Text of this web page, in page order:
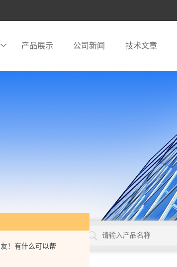
！有什么可以帮
产品展示 公司新闻 技术文章